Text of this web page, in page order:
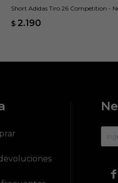
Short Adidas Tiro 26 Competition -
$ 2.190
